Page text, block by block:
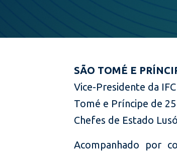
SÃO TOMÉ E
Vice-Presidente da
Tomé e Príncipe de
Chefes de Estado
Acompanhado por